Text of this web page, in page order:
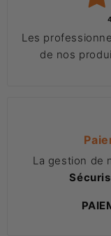
Les
de nos
La gestion de